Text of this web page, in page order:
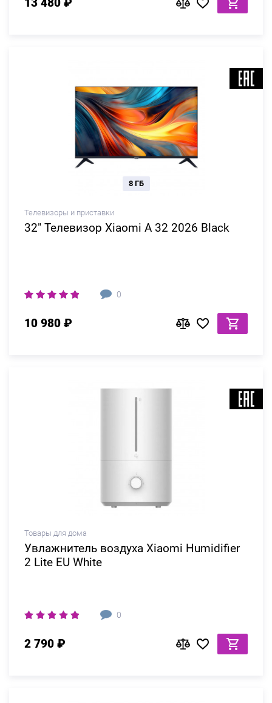
13 480 ₽
Телевизоры и приставки
32" Телевизор Xiaomi A 32 2026 Black
0
8 ГБ
10 980 ₽
Товары для дома
Увлажнитель воздуха Xiaomi Humidifier
2 Lite EU White
0
2 790 ₽